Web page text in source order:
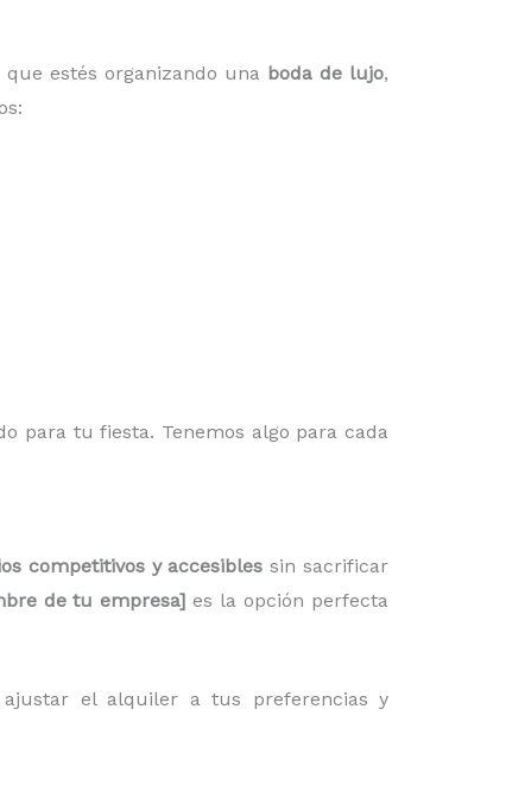
estés organizando una boda de lujo,
para tu fiesta. Tenemos algo para cada
competitivos y accesibles sin sacrificar
de tu empresa] es la opción perfecta
el alquiler a tus preferencias y